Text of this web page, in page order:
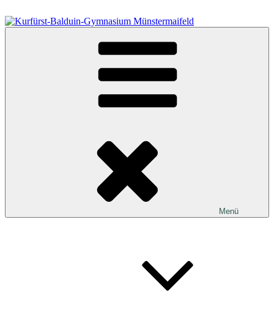
Inhalt
springen
Kurfürst-Balduin-Gymnasium Münstermaifeld
Menü